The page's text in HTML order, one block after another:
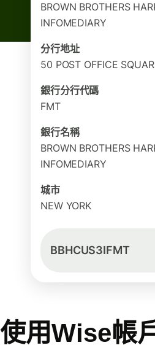
BROWN BROTHERS
INFOMEDIARY
分行地址
50 POST OFFICE
銀行分行代碼
FMT
銀行名稱
BROWN BROTHERS
INFOMEDIARY
城市
NEW YORK
BBHCUS3IFMT
使用Wise帳